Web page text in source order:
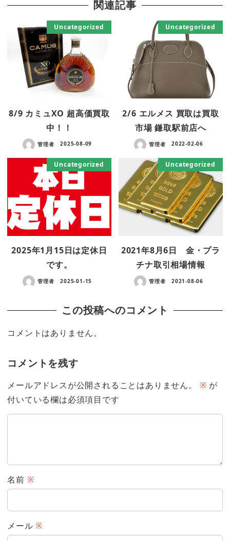
関連記事
Uncategorized
8/9 カミュXO 超高価買取
中！！
管理者 2025-08-09
Uncategorized
2/6 エルメス 買取は買取
市場 鎌取駅前店へ
管理者 2022-02-06
Uncategorized
2025年1月15日は定休日
です。
管理者 2025-01-15
Uncategorized
2021年8月6日 金・プラ
チナ取引相場情報
管理者 2021-08-06
この投稿へのコメント
コメントはありません。
コメントを残す
メールアドレスが公開されることはありません。 ※ が
付いている欄は必須項目です
名前 ※
メール ※